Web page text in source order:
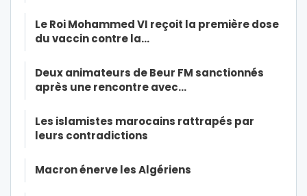
Le Roi Mohammed VI reçoit la première dose
du vaccin contre la…
Deux animateurs de Beur FM sanctionnés
après une rencontre avec…
Les islamistes marocains rattrapés par
leurs contradictions
Macron énerve les Algériens